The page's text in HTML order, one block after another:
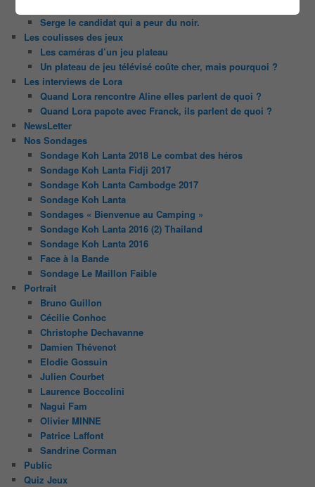
Serge le candidat qui a peur du noir.
Les coulisses des jeux
Les caméras d’un jeu plateau
Un plateau de jeu télévisé coûte cher, mais pourquoi ?
Les interviews de Lora
Quand Lora rencontre Aline elles parlent de quoi ?
Quand Lora papote avec Franck, ils parlent de quoi ?
NewsLetter
Nos Sondages
Sondage Koh Lanta 2018 Le combat des héros
Sondage Koh Lanta Fidji 2017
Sondage Koh Lanta Cambodge 2017
Sondage Koh Lanta
Sondages « Bienvenue au Camping »
Sondage Koh Lanta 2016 (2) Thailand
Sondage Koh Lanta 2016
Face à la Bande
Sondage Le Maillon Faible
Portrait
Bruno Guillon
Cécilie Conhoc
Christophe Dechavanne
Damien Thévenot
Elodie Gossuin
Julien Courbet
Laurence Boccolini
Nagui Fam
Olivier MINNE
Patrice Laffont
Sandrine Corman
Public
Quiz Jeux